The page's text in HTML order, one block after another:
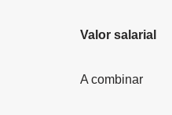
Valor salarial
A combinar